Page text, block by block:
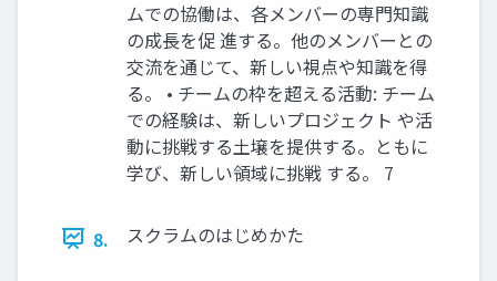
ムでの協働は、各メンバーの専門知識
の成長を促 進する。他のメンバーとの
交流を通じて、新しい視点や知識を得
る。 • チームの枠を超える活動: チーム
での経験は、新しいプロジェクト や活
動に挑戦する土壌を提供する。ともに
学び、新しい領域に挑戦 する。 7
8. スクラムのはじめかた